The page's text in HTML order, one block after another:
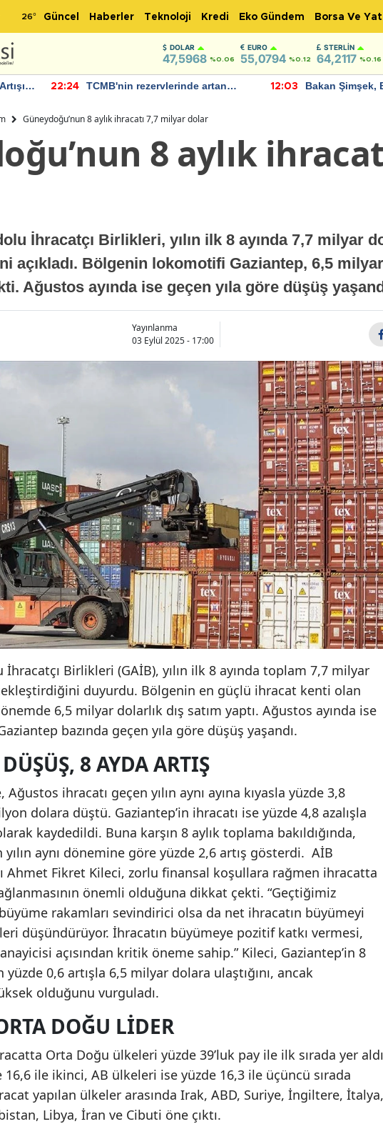
26° Güncel Haberler Teknoloji Kredi Eko Gündem Borsa Ve
DOLAR
47,5968 %0.06
EURO
55,0794 %0.12
STERLIN
64,2117 %0.16
22:24
TCMB'nin rezervlerinde artan
12:03
Bakan Şimşek,
Güneydoğu’nun 8 aylık ihracatı 7,7 milyar dolar
8 aylık
İhracatçı Birlikleri, yılın ilk 8 ayında 7,7 milyar
açıkladı. Bölgenin lokomotifi Gaziantep, 6,5 milyar
Ağustos ayında ise geçen yıla göre düşüş
Yayınlanma
03 Eylül 2025 - 17:00
Birlikleri (GAİB), yılın ilk 8 ayında toplam 7,7 milyar
duyurdu. Bölgenin en güçlü ihracat kenti olan
6,5 milyar dolarlık dış satım yaptı. Ağustos ayında ise
bazında geçen yıla göre düşüş yaşandı.
DÜŞÜŞ, 8 AYDA ARTIŞ
ihracatı geçen yılın aynı ayına kıyasla yüzde 3,8
dolara düştü. Gaziantep’in ihracatı ise yüzde 4,8 azalışla
kaydedildi. Buna karşın 8 aylık toplama bakıldığında,
aynı dönemine göre yüzde 2,6 artış gösterdi. AİB
Ahmet Fikret Kileci, zorlu finansal koşullara rağmen ihracatta
önemli olduğuna dikkat çekti. “Geçtiğimiz
rakamları sevindirici olsa da net ihracatın büyümeyi
düşündürüyor. İhracatın büyümeye pozitif katkı vermesi,
açısından kritik öneme sahip.” Kileci, Gaziantep’in 8
yüzde 0,6 artışla 6,5 milyar dolara ulaştığını, ancak
olduğunu vurguladı.
DOĞU LIDER
Orta Doğu ülkeleri yüzde 39’luk pay ile ilk sırada yer
ile ikinci, AB ülkeleri ise yüzde 16,3 ile üçüncü sırada
yapılan ülkeler arasında Irak, ABD, Suriye, İngiltere, İtalya,
Libya, İran ve Cibuti öne çıktı.